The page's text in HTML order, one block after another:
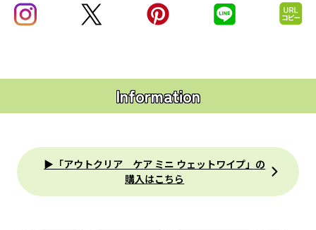
Information
▶「アウトクリア ケア ミニ ウェットワイプ」の
購入はこちら